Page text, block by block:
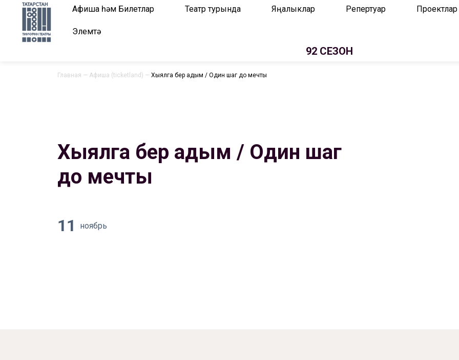
Афиша һәм Билетлар Театр турында Яңалыклар Репертуар Проектлар
Элемтә
92 СЕЗОН
Главная — Афиша (ticketland) — Хыялга бер адым / Один шаг до мечты
Хыялга бер адым / Один шаг
до мечты
11 ноябрь